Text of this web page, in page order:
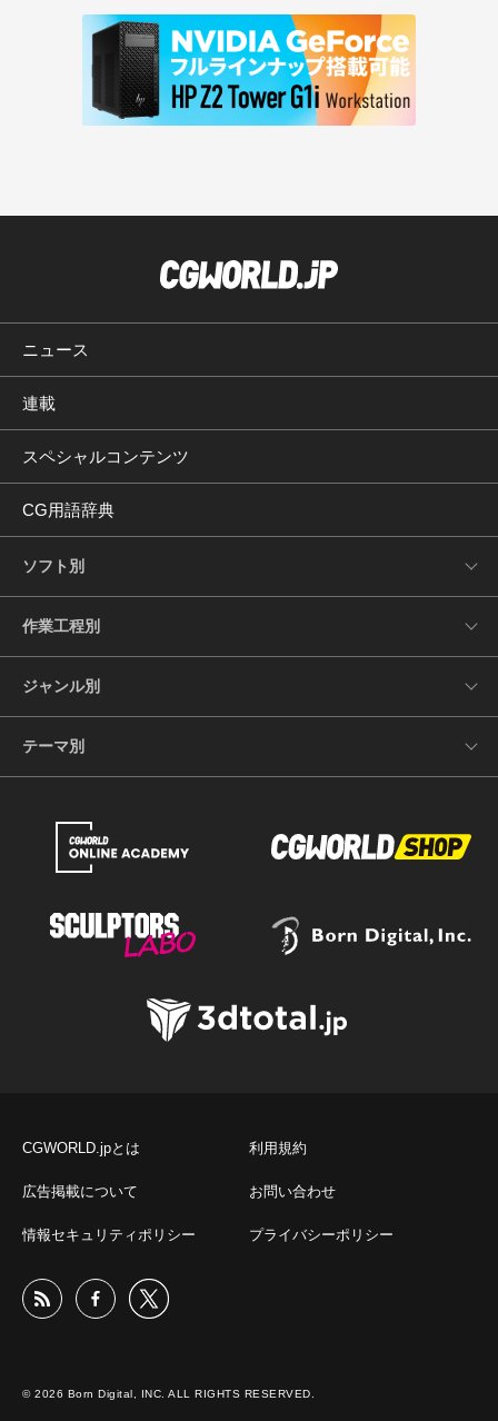
ニュース
連載
スペシャルコンテンツ
CG用語辞典
ソフト別
作業工程別
ジャンル別
テーマ別
CGWORLD.jpとは 利用規約
広告掲載について お問い合わせ
情報セキュリティポリシー プライバシーポリシー
© 2026 Born Digital, INC. ALL RIGHTS RESERVED.